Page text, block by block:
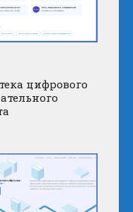
цифрового